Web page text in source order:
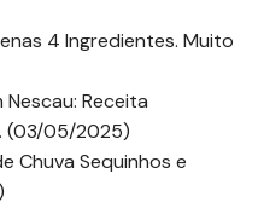
4 Ingredientes. Muito
Receita
(03/05/2025)
Chuva Sequinhos e